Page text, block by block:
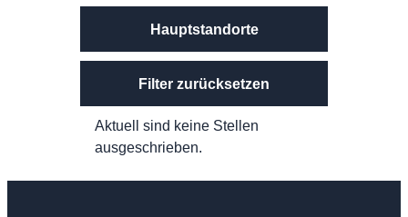
Hauptstandorte
Filter zurücksetzen
Aktuell sind keine Stellen
ausgeschrieben.